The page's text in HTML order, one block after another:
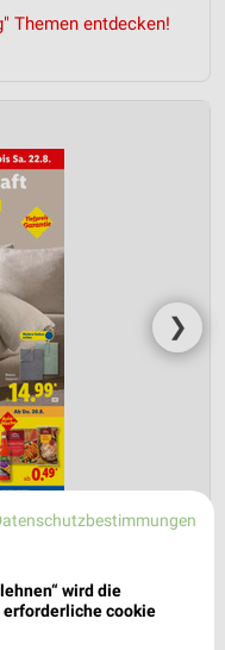
Themen entdecken!
❯
ab Mo.
wird die
cookie